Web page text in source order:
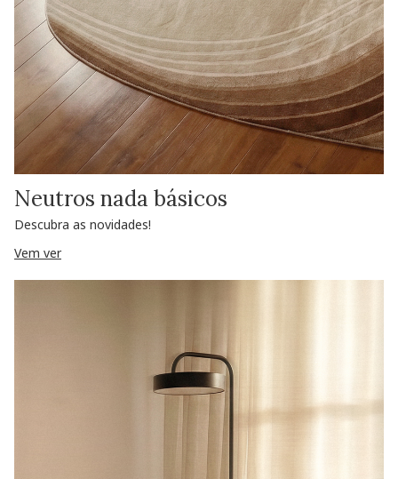
Neutros nada básicos
Descubra as novidades!
Vem ver